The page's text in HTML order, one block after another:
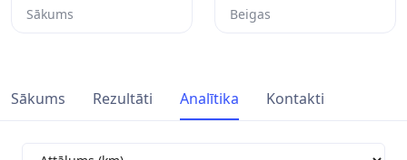
Sākums Beigas
Sākums Rezultāti Analītika Kontakti